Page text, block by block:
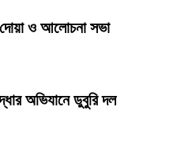
ও আলোচনা সভা
অভিযানে ডুবুরি দল